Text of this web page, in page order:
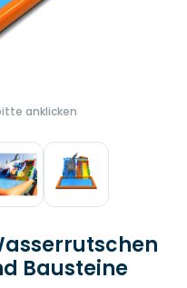
anklicken
Bausteine